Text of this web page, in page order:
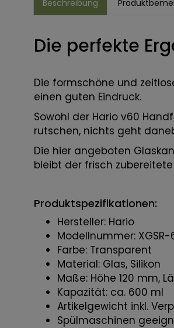
Beschreibung
Die perfekte
Die formschöne und
einen guten Eindruck.
Sowohl der Hario v60
rutschen, nichts geht
Die hier angeboten
bleibt der frisch
Produktspezifikationen:
Hersteller: Hario
Modellnummer: XGSR-
Farbe: Transparent
Material: Glas, Silikon
Maße: Höhe 120 mm,
Kapazität: ca. 600 ml
Artikelgewicht inkl.
Spülmaschinen